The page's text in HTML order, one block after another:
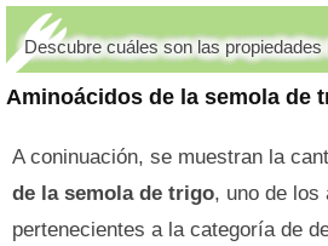
Aminoácidos de la semola de
Descubre cuáles son las propiedades
A coninuación, se muestran la
de la semola de trigo, uno de los
pertenecientes a la categoría de